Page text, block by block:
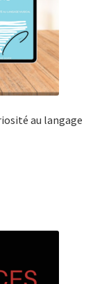
au langage